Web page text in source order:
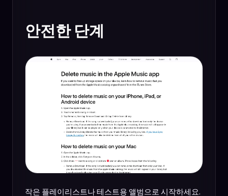
안전한 단계
작은 플레이리스트나 테스트용 앨범으로 시작하세요.